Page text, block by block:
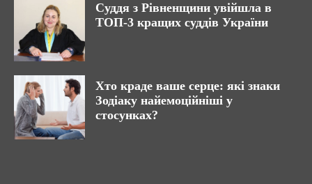
Суддя з Рівненщини увійшла в
ТОП-3 кращих суддів України
Хто краде ваше серце: які знаки
Зодіаку найемоційніші у
стосунках?